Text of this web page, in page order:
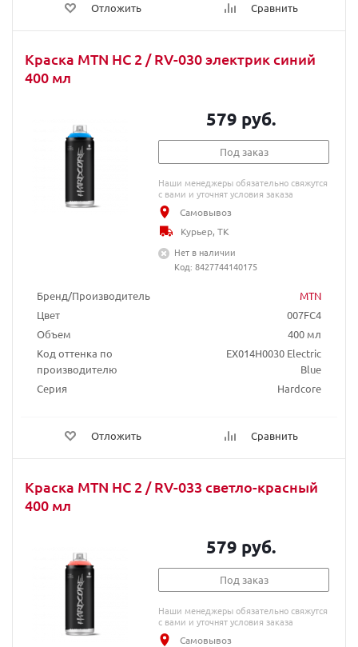
Отложить Сравнить
Краска MTN HC 2 / RV-030 электрик синий
400 мл
Бренд/Производитель
MTN
Цвет
007FC4
Объем
400 мл
Код оттенка по
производителю
EX014H0030 Electric
Blue
Серия
Hardcore
Отложить Сравнить
579 руб.
Под заказ
Наши менеджеры обязательно свяжутся
с вами и уточнят условия заказа
Самовывоз
Курьер, ТК
Нет в наличии
Код: 8427744140175
Краска MTN HC 2 / RV-033 светло-красный
400 мл
579 руб.
Под заказ
Наши менеджеры обязательно свяжутся
с вами и уточнят условия заказа
Самовывоз